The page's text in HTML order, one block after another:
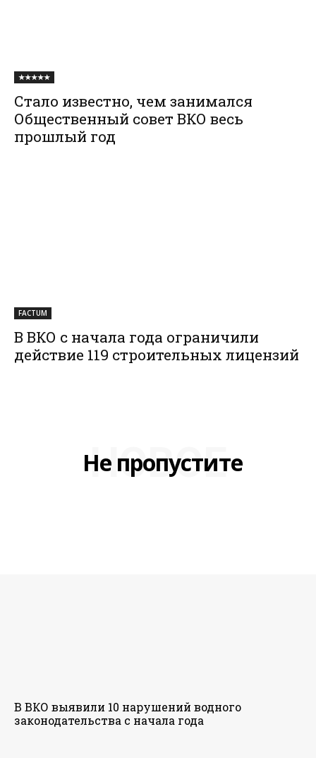
★★★★★
Стало известно, чем занимался
Общественный совет ВКО весь
прошлый год
FACTUM
В ВКО с начала года ограничили
действие 119 строительных лицензий
Не пропустите
НОВОЕ
В ВКО выявили 10 нарушений водного
законодательства с начала года